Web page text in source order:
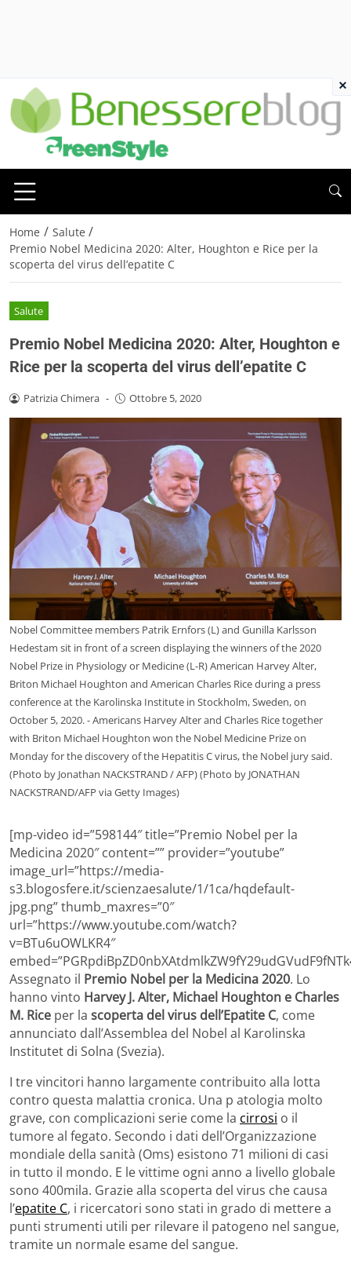
Home / Salute /
Premio Nobel Medicina 2020: Alter, Houghton e Rice per la
scoperta del virus dell’epatite C
Salute
Premio Nobel Medicina 2020: Alter, Houghton e
Rice per la scoperta del virus dell’epatite C
Patrizia Chimera - Ottobre 5, 2020
Nobel Committee members Patrik Ernfors (L) and Gunilla Karlsson
Hedestam sit in front of a screen displaying the winners of the 2020
Nobel Prize in Physiology or Medicine (L-R) American Harvey Alter,
Briton Michael Houghton and American Charles Rice during a press
conference at the Karolinska Institute in Stockholm, Sweden, on
October 5, 2020. - Americans Harvey Alter and Charles Rice together
with Briton Michael Houghton won the Nobel Medicine Prize on
Monday for the discovery of the Hepatitis C virus, the Nobel jury said.
(Photo by Jonathan NACKSTRAND / AFP) (Photo by JONATHAN
NACKSTRAND/AFP via Getty Images)
[mp-video id=”598144″ title=”Premio Nobel per la
Medicina 2020″ content=”” provider=”youtube”
image_url=”https://media-
s3.blogosfere.it/scienzaesalute/1/1ca/hqdefault-
jpg.png” thumb_maxres=”0″
url=”https://www.youtube.com/watch?
v=BTu6uOWLKR4″
Assegnato il Premio Nobel per la Medicina 2020. Lo
hanno vinto Harvey J. Alter, Michael Houghton e Charles
M. Rice per la scoperta del virus dell’Epatite C, come
annunciato dall’Assemblea del Nobel al Karolinska
Institutet di Solna (Svezia).
I tre vincitori hanno largamente contribuito alla lotta
contro questa malattia cronica. Una p atologia molto
grave, con complicazioni serie come la cirrosi o il
tumore al fegato. Secondo i dati dell’Organizzazione
mondiale della sanità (Oms) esistono 71 milioni di casi
in tutto il mondo. E le vittime ogni anno a livello globale
sono 400mila. Grazie alla scoperta del virus che causa
l’epatite C, i ricercatori sono stati in grado di mettere a
punti strumenti utili per rilevare il patogeno nel sangue,
tramite un normale esame del sangue.
×